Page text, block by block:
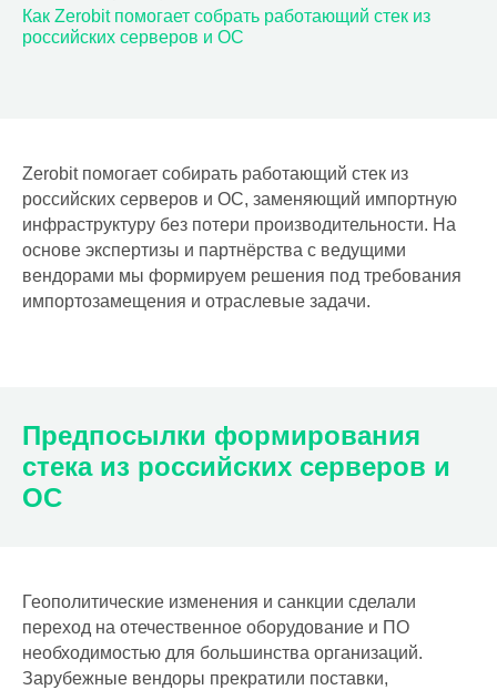
Как Zerobit помогает собрать работающий стек из
российских серверов и ОС
Zerobit помогает собирать работающий стек из
российских серверов и ОС, заменяющий импортную
инфраструктуру без потери производительности. На
основе экспертизы и партнёрства с ведущими
вендорами мы формируем решения под требования
импортозамещения и отраслевые задачи.
Предпосылки формирования
стека из российских серверов и
ОС
Геополитические изменения и санкции сделали
переход на отечественное оборудование и ПО
необходимостью для большинства организаций.
Зарубежные вендоры прекратили поставки,